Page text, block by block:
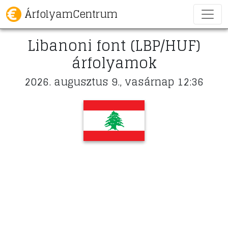
ÁrfolyamCentrum
Libanoni font (LBP/HUF)
árfolyamok
2026. augusztus 9., vasárnap 12:36